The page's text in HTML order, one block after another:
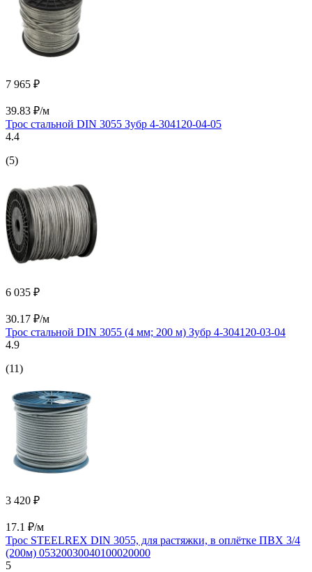
7 965 ₽
39.83 ₽/м
Трос стальной DIN 3055 Зубр 4-304120-04-05
4.4
(5)
6 035 ₽
30.17 ₽/м
Трос стальной DIN 3055 (4 мм; 200 м) Зубр 4-304120-03-04
4.9
(11)
3 420 ₽
17.1 ₽/м
Трос STEELREX DIN 3055, для растяжки, в оплётке ПВХ 3/4
(200м) 05320030040100020000
5